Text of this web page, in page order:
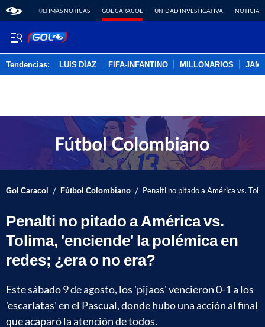
ÚLTIMAS NOTICAS GOL CARACOL UNIDAD INVESTIGATIVA NOTICIAS
Tendencias: LUIS DÍAZ FIFA-INFANTINO MILLONARIOS
Gol Caracol / Fútbol Colombiano / Penalti no pitado a América vs.
Penalti no pitado a América vs.
Tolima, 'enciende' la polémica en
redes; ¿era o no era?
Este sábado 9 de agosto, los 'pijaos' vencieron 0-1 a los
'escarlatas' en el Pascual, donde hubo una acción al final
que acaparó la atención de todos.